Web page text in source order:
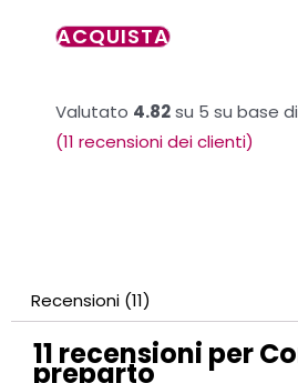
€189,00.
preparto
ACQUISTA
Valutato 4.82su 5 su base di
(11 recensioni dei clienti)
Recensioni (11)
11 recensioni per
preparto